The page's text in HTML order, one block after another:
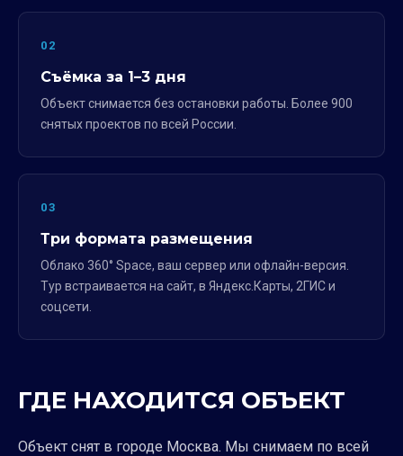
02
Съёмка за 1–3 дня
Объект снимается без остановки работы. Более 900
снятых проектов по всей России.
03
Три формата размещения
Облако 360° Space, ваш сервер или офлайн-версия.
Тур встраивается на сайт, в Яндекс.Карты, 2ГИС и
соцсети.
ГДЕ НАХОДИТСЯ ОБЪЕКТ
Объект снят в городе Москва. Мы снимаем по всей